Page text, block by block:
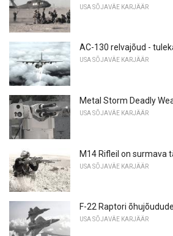
USA SÕJAVÄE KARJÄÄR
AC-130 relvajõud -
USA SÕJAVÄE KARJÄÄR
Metal Storm Deadly
USA SÕJAVÄE KARJÄÄR
M14 Rifleil on surmava
USA SÕJAVÄE KARJÄÄR
F-22 Raptori
USA SÕJAVÄE KARJÄÄR